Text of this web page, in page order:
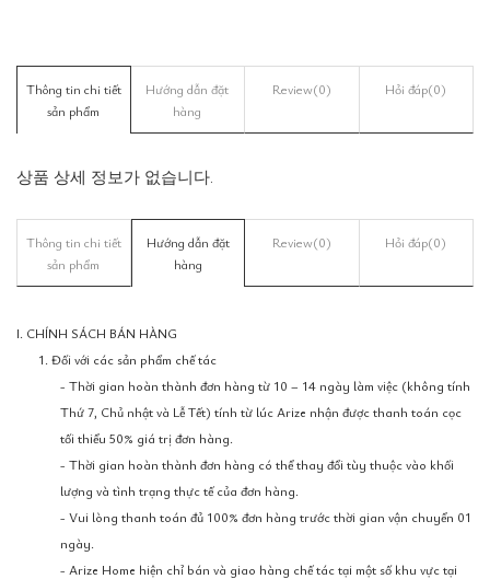
Thông tin chi tiết
sản phẩm
Hướng dẫn đặt
hàng
Review(0) Hỏi đáp(0)
상품 상세 정보가 없습니다.
Thông tin chi tiết
sản phẩm
Hướng dẫn đặt
hàng
Review(0) Hỏi đáp(0)
I. CHÍNH SÁCH BÁN HÀNG
1. Đối với các sản phẩm chế tác
- Thời gian hoàn thành đơn hàng từ 10 – 14 ngày làm việc (không tính
Thứ 7, Chủ nhật và Lễ Tết) tính từ lúc Arize nhận được thanh toán cọc
tối thiểu 50% giá trị đơn hàng.
- Thời gian hoàn thành đơn hàng có thể thay đổi tùy thuộc vào khối
lượng và tình trạng thực tế của đơn hàng.
- Vui lòng thanh toán đủ 100% đơn hàng trước thời gian vận chuyển 01
ngày.
- Arize Home hiện chỉ bán và giao hàng chế tác tại một số khu vực tại